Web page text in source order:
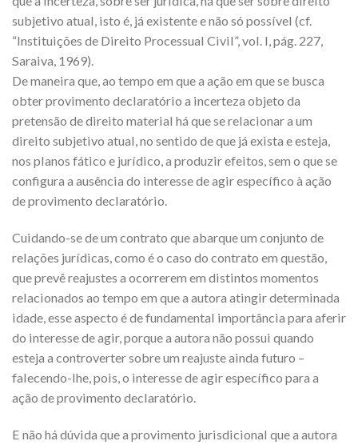
subjetivo atual, isto é, já existente e não só possível (cf.
“Instituições de Direito Processual Civil”, vol. I, pág. 227,
Saraiva, 1969).
De maneira que, ao tempo em que a ação em que se busca
obter provimento declaratório a incerteza objeto da
pretensão de direito material há que se relacionar a um
direito subjetivo atual, no sentido de que já exista e esteja,
nos planos fático e jurídico, a produzir efeitos, sem o que se
configura a ausência do interesse de agir específico à ação
de provimento declaratório.
Cuidando-se de um contrato que abarque um conjunto de
relações jurídicas, como é o caso do contrato em questão,
que prevê reajustes a ocorrerem em distintos momentos
relacionados ao tempo em que a autora atingir determinada
idade, esse aspecto é de fundamental importância para aferir
do interesse de agir, porque a autora não possui quando
esteja a controverter sobre um reajuste ainda futuro –
falecendo-lhe, pois, o interesse de agir específico para a
ação de provimento declaratório.
E não há dúvida que a provimento jurisdicional que a autora